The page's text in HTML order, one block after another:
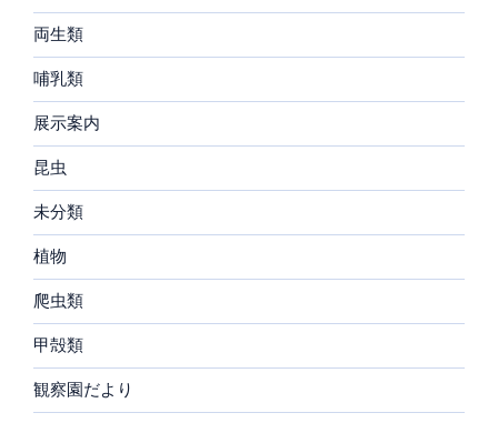
両生類
哺乳類
展示案内
昆虫
未分類
植物
爬虫類
甲殻類
観察園だより